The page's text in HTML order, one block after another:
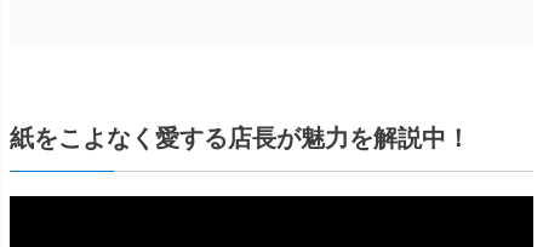
紙をこよなく愛する店長が魅力を解説中！